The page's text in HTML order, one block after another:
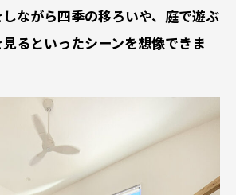
ながら四季の移ろいや、庭で遊ぶ
るといったシーンを想像できま